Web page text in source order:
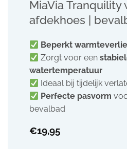
MiaVia Tranquility
afdekhoes |
Beperkt
Zorgt voor een
watertemperatuur
Ideaal bij tijdelijk
Perfecte pasvorm
bevalbad
€19,95